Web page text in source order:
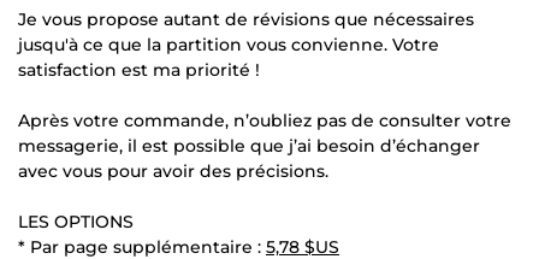
Je vous propose autant de révisions que nécessaires
jusqu'à ce que la partition vous convienne. Votre
satisfaction est ma priorité !
Après votre commande, n’oubliez pas de consulter votre
messagerie, il est possible que j’ai besoin d’échanger
avec vous pour avoir des précisions.
LES OPTIONS
* Par page supplémentaire : 5,78 $US